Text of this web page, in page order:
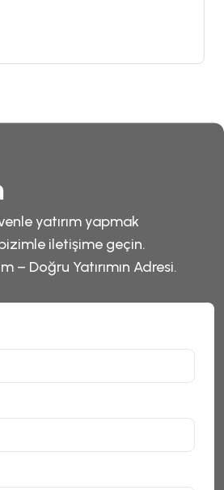
yatırım yapmak
iletişime geçin.
– Doğru Yatırımın Adresi.